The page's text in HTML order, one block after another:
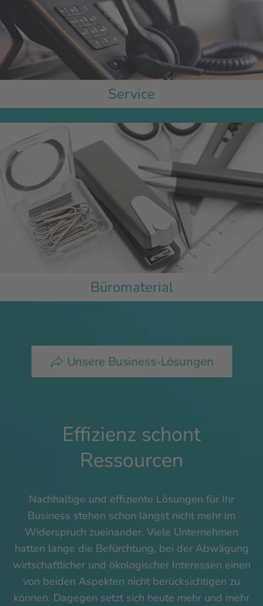
Service
Büromaterial
Unsere Business-Lösungen
Effizienz schont
Ressourcen
Nachhaltige und effiziente Lösungen für Ihr
Business stehen schon längst nicht mehr im
Widerspruch zueinander. Viele Unternehmen
hatten lange die Befürchtung, bei der Abwägung
wirtschaftlicher und ökologischer Interessen einen
von beiden Aspekten nicht berücksichtigen zu
können. Dagegen setzt sich heute mehr und mehr